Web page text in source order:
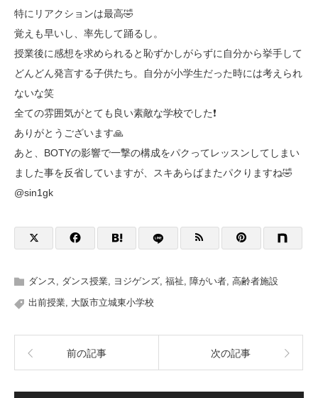
特にリアクションは最高🤣
覚えも早いし、率先して踊るし。
授業後に感想を求められると恥ずかしがらずに自分から挙手して
どんどん発言する子供たち。自分が小学生だった時には考えられ
ないな笑
全ての雰囲気がとても良い素敵な学校でした❗️
ありがとうございます🙏
あと、BOTYの影響で一撃の構成をパクってレッスンしてしまい
ました事を反省していますが、スキあらばまたパクりますね🤣
@sin1gk
ダンス ダンス授業 ヨジゲンズ 福祉 障がい者 高齢者施設
出前授業 大阪市立城東小学校
前の記事 次の記事